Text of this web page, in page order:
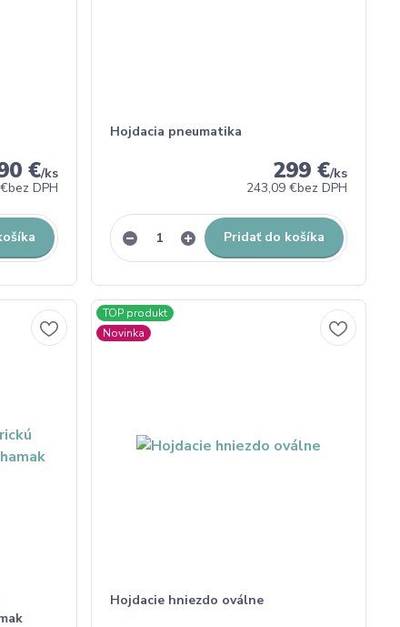
€/ks
bez DPH
Hojdacia pneumatika
299 €/ks
243,09 €bez DPH
Pridať do košíka
TOP produkt
Novinka
Hojdacie hniezdo oválne